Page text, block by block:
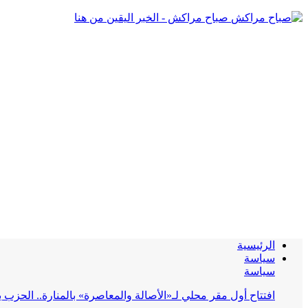
صباح مراكش - الخبر اليقين من هنا
الرئيسية
سياسة
سياسة
افتتاح أول مقر محلي لـ«الأصالة والمعاصرة» بالمنارة..